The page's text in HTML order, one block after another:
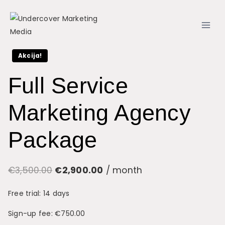
content
Akcija!
Full Service
Marketing Agency
Package
€3,500.00 Izvirna
bila:
€2,900.00 Trenutna
/ month
Free trial: 14 days
Sign-up fee:€750.00